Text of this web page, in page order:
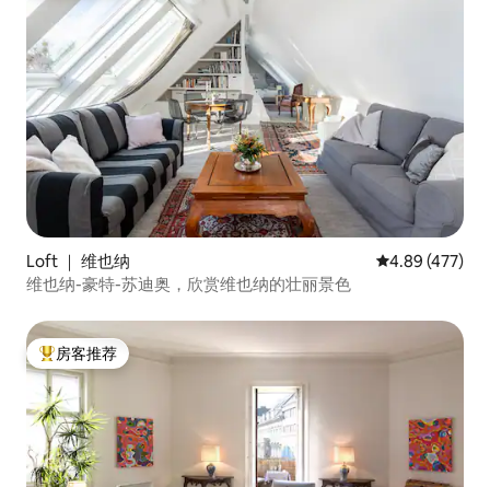
Loft ｜ 维也纳 平均评分 4.89
4.89 (477)
维也纳-豪特-苏迪奥，欣赏维也纳的壮丽景色
热门「房客推荐」
房客推荐